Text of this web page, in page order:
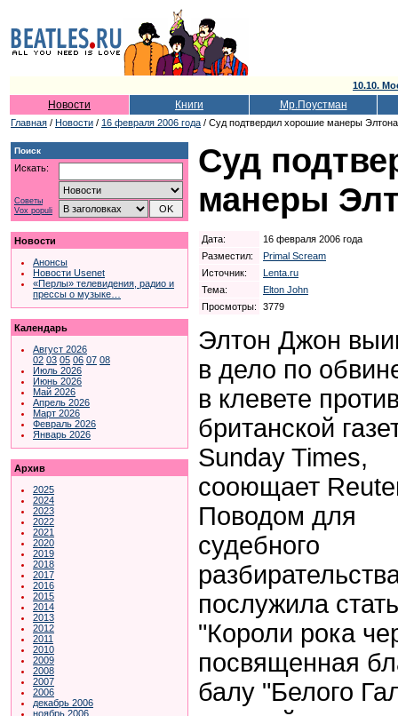
10.10.
Новости Книги Мр.Поустман
Главная / Новости / 16 февраля 2006 года / Суд подтвердил хорошие манеры
Поиск
Искать:
Советы
Vox populi
Новости
Анонсы
Новости Usenet
«Перлы» телевидения, радио и
прессы о музыке…
Календарь
Август 2026
02 03 05 06 07 08
Июль 2026
Июнь 2026
Май 2026
Апрель 2026
Март 2026
Февраль 2026
Январь 2026
Архив
2025
2024
2023
2022
2021
2020
2019
2018
2017
2016
2015
2014
2013
2012
2011
2010
2009
2008
2007
2006
декабрь 2006
ноябрь 2006
Суд
манеры
Дата:
16 февраля 2006 года
Разместил:
Primal Scream
Источник:
Lenta.ru
Тема:
Elton John
Просмотры:
3779
Элтон Джон
в дело по
в клевете
британской
Sunday Times,
сооющает
Поводом для
судебного
послужила
"Короли рока
посвященная
балу "Белого